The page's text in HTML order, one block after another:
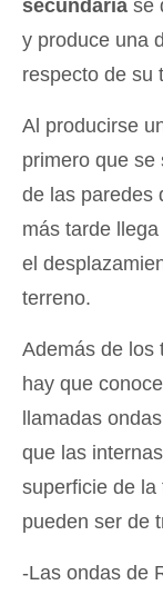
secundaria se
y produce una
respecto de su
Al producirse
primero que se
de las paredes
más tarde
el
terreno.
Además de los
hay que
llamadas
que las
superficie de la
pueden ser de
-Las ondas de